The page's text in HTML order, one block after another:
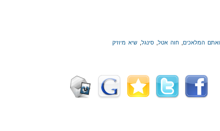
ואתם המלאכים חוה אטל סינגל שיא מיוזיק